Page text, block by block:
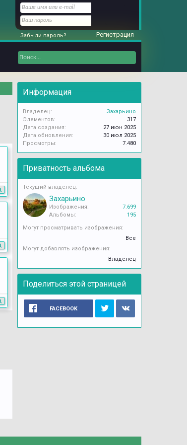
Информация
Владелец:
Захарьино
Элементов:
317
Дата создания:
27 июн 2025
Дата обновления:
30 июл 2025
Просмотры:
7.480
Приватность альбома
Текущий владелец:
Захарьино
Изображения:
7.699
Альбомы:
195
Могут просматривать изображения:
Все
Могут добавлять изображения:
Владелец
Поделиться этой страницей
FACEBOOK
Забыли пароль? Регистрация